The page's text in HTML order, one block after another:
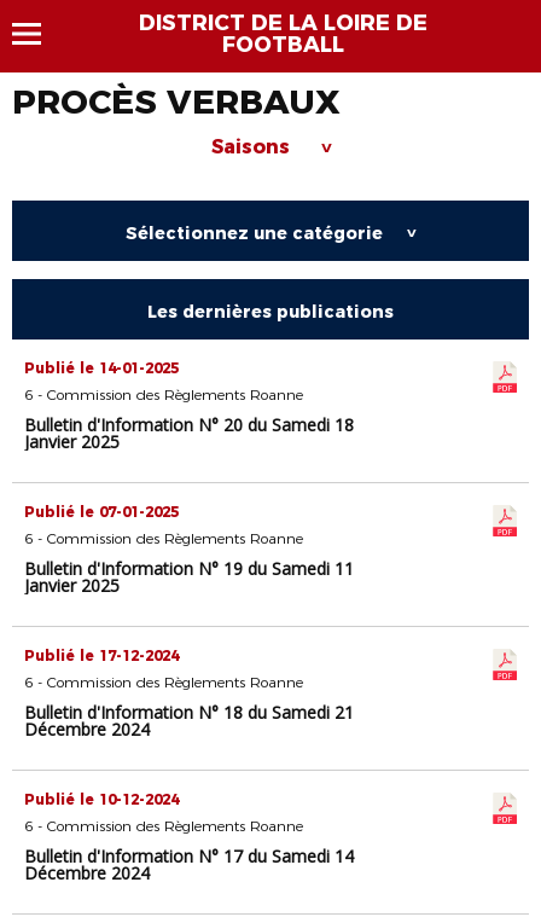
DISTRICT DE LA LOIRE DE
FOOTBALL
PROCÈS VERBAUX
Saisons >
Sélectionnez une catégorie >
Les dernières publications
Publié le 14-01-2025
6 - Commission des Règlements Roanne
Bulletin d'Information N° 20 du Samedi 18
Janvier 2025
Publié le 07-01-2025
6 - Commission des Règlements Roanne
Bulletin d'Information N° 19 du Samedi 11
Janvier 2025
Publié le 17-12-2024
6 - Commission des Règlements Roanne
Bulletin d'Information N° 18 du Samedi 21
Décembre 2024
Publié le 10-12-2024
6 - Commission des Règlements Roanne
Bulletin d'Information N° 17 du Samedi 14
Décembre 2024